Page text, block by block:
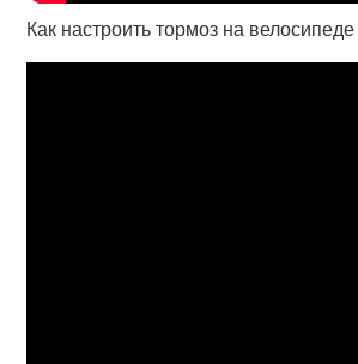
Как настроить тормоз на велосипеде